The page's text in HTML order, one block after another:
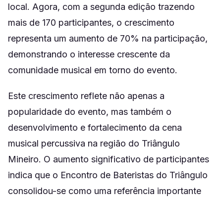
local. Agora, com a segunda edição trazendo
mais de 170 participantes, o crescimento
representa um aumento de 70% na participação,
demonstrando o interesse crescente da
comunidade musical em torno do evento.
Este crescimento reflete não apenas a
popularidade do evento, mas também o
desenvolvimento e fortalecimento da cena
musical percussiva na região do Triângulo
Mineiro. O aumento significativo de participantes
indica que o Encontro de Bateristas do Triângulo
consolidou-se como uma referência importante